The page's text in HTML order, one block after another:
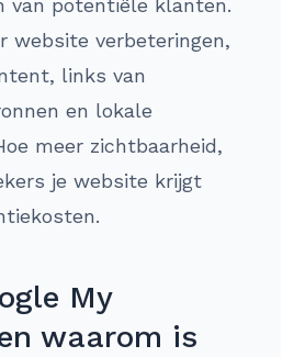
van potentiële klanten.
website verbeteringen,
links van
en lokale
meer zichtbaarheid,
je website krijgt
My
waarom is